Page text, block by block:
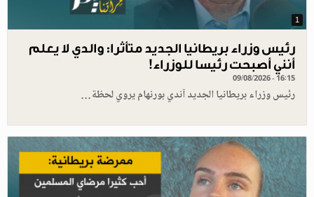
1
رئيس وزراء بريطانيا الجديد متأثرا: والدي لا يعلم
أنني أصبحت رئيسا للوزراء!
09/08/2026 - 16:15
رئيس وزراء بريطانيا الجديد آندي بورنهام يروي لحظة…